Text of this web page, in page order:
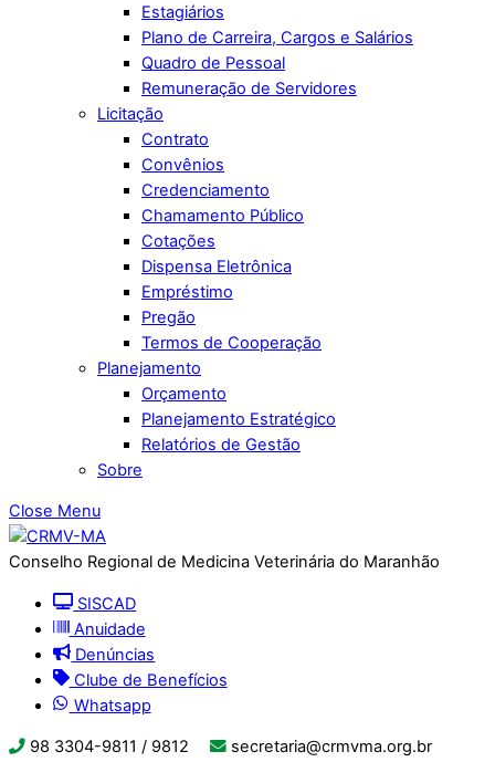
Estagiários
Plano de Carreira, Cargos e Salários
Quadro de Pessoal
Remuneração de Servidores
Licitação
Contrato
Convênios
Credenciamento
Chamamento Público
Cotações
Dispensa Eletrônica
Empréstimo
Pregão
Termos de Cooperação
Planejamento
Orçamento
Planejamento Estratégico
Relatórios de Gestão
Sobre
Close Menu
Conselho Regional de Medicina Veterinária do Maranhão
SISCAD
Anuidade
Denúncias
Clube de Benefícios
Whatsapp
98 3304-9811 / 9812 secretaria@crmvma.org.br